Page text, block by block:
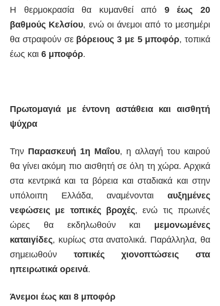
Η θερμοκρασία θα κυμανθεί από 9 έως 20
βαθμούς Κελσίου, ενώ οι άνεμοι από το μεσημέρι
θα στραφούν σε βόρειους 3 με 5 μποφόρ, τοπικά
έως και 6 μποφόρ.
Πρωτομαγιά με έντονη αστάθεια και αισθητή
ψύχρα
Την Παρασκευή 1η Μαΐου, η αλλαγή του καιρού
θα γίνει ακόμη πιο αισθητή σε όλη τη χώρα. Αρχικά
στα κεντρικά και τα βόρεια και σταδιακά και στην
υπόλοιπη Ελλάδα, αναμένονται αυξημένες
νεφώσεις με τοπικές βροχές, ενώ τις πρωινές
ώρες θα εκδηλωθούν και μεμονωμένες
καταιγίδες, κυρίως στα ανατολικά. Παράλληλα, θα
σημειωθούν τοπικές χιονοπτώσεις στα
ηπειρωτικά ορεινά.
Άνεμοι έως και 8 μποφόρ